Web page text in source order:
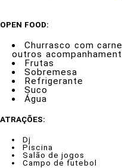
OPEN FOOD:
Churrasco com
outros
Frutas
Sobremesa
Refrigerante
Suco
Água
ATRAÇÕES:
Dj
Piscina
Salão de jogos
Campo de futebol